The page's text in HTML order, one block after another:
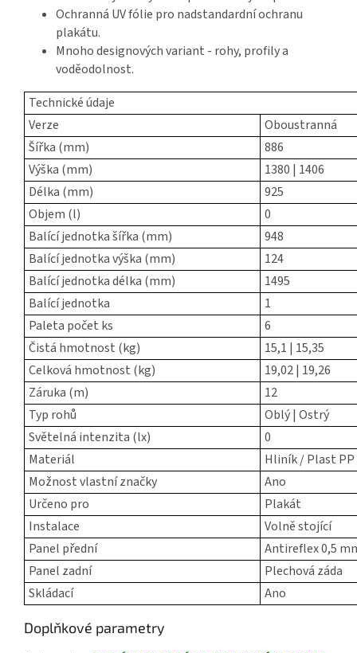
Ochranná UV fólie pro nadstandardní ochranu
plakátu.
Mnoho designových variant - rohy, profily a
voděodolnost.
Technické údaje
Verze
Oboustranná
Šířka (mm)
886
Výška (mm)
1380 | 1406
Délka (mm)
925
Objem (l)
0
Balící jednotka šířka (mm)
948
Balící jednotka výška (mm)
124
Balící jednotka délka (mm)
1495
Balící jednotka
1
Paleta počet ks
6
Čistá hmotnost (kg)
15,1 | 15,35
Celková hmotnost (kg)
19,02 | 19,26
Záruka (m)
12
Typ rohů
Oblý | Ostrý
Světelná intenzita (lx)
0
Materiál
Hliník / Plast PP
Možnost vlastní značky
Ano
Určeno pro
Plakát
Instalace
Volně stojící
Panel přední
Antireflex 0,5
Panel zadní
Plechová záda
Skládací
Ano
Doplňkové parametry